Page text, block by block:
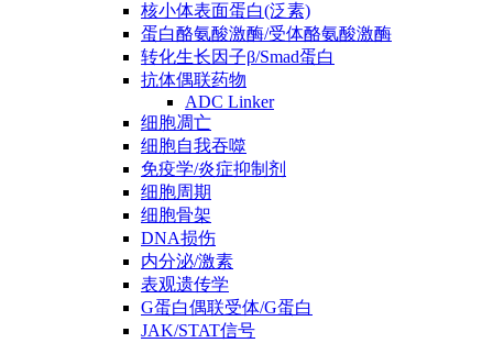
核小体表面蛋白(泛素)
蛋白酪氨酸激酶/受体酪氨酸激酶
转化生长因子β/Smad蛋白
抗体偶联药物
ADC Linker
细胞凋亡
细胞自我吞噬
免疫学/炎症抑制剂
细胞周期
细胞骨架
DNA损伤
内分泌/激素
表观遗传学
G蛋白偶联受体/G蛋白
JAK/STAT信号